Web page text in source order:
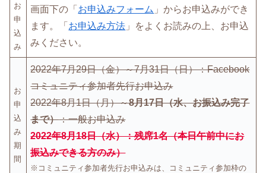
お
申
込
み
画面下の「 お申込みフォーム 」からお申込みができ
ます。「 お申込み方法 」をよくお読みの上、お申込
みください。
お
申
込
み
期
間
2022年7月29日（金）～7月31日（日）：Facebook
コミュニティ参加者先行お申込み
2022年8月1日（月）～8月17日（水、お振込み完了
まで）：一般お申込み
2022年8月18日（水）：残席1名（本日午前中にお
振込みできる方のみ）
※コミュニティ参加者先行お申込みは、コミュニティ参加枠の